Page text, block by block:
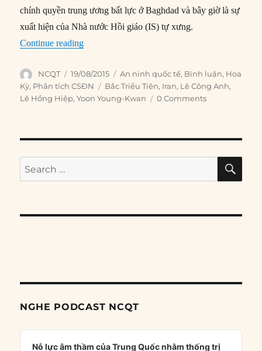
chính quyền trung ương bất lực ở Baghdad và bây giờ là sự
xuất hiện của Nhà nước Hồi giáo (IS) tự xưng.
Continue reading“Chính sách của Mỹ đối với các “quốc gia bất
Author
NCQT
Posted
on
19/08/2015 Categories
An ninh quốc tế, Bình luận, Hoa
Kỳ, Phân tích CSĐN Tags
Bắc Triều Tiên, Iran, Lê Công Anh,
Lê Hồng Hiệp,Yoon Young-Kwan 0 Comments
Search
for:
NGHE PODCAST NCQT
Audio
Player
Nỗ lực âm thầm của Trung Quốc nhằm thống trị